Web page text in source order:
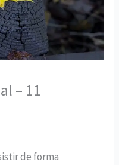
– 11
de forma